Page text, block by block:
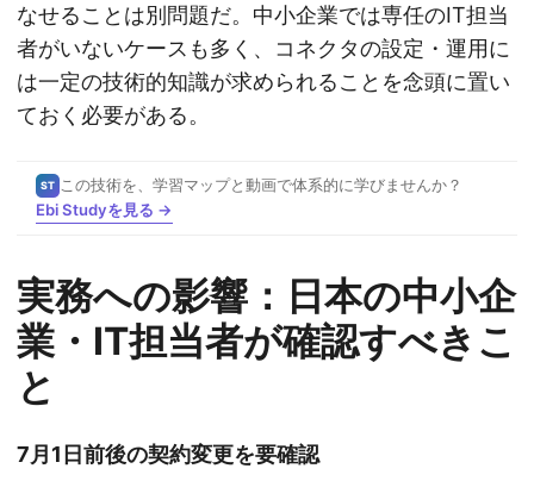
なせることは別問題だ。中小企業では専任のIT担当
者がいないケースも多く、コネクタの設定・運用に
は一定の技術的知識が求められることを念頭に置い
ておく必要がある。
ST この技術を、学習マップと動画で体系的に学びませんか？
Ebi Studyを見る →
実務への影響：日本の中小企
業・IT担当者が確認すべきこ
と
7月1日前後の契約変更を要確認